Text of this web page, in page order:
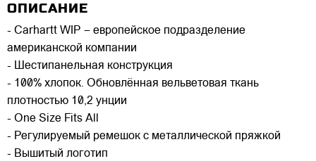
ОПИСАНИЕ
- Carhartt WIP – европейское подразделение
американской компании
- Шестипанельная конструкция
- 100% хлопок. Обновлённая вельветовая ткань
плотностью 10,2 унции
- One Size Fits All
- Регулируемый ремешок с металлической пряжкой
- Вышитый логотип